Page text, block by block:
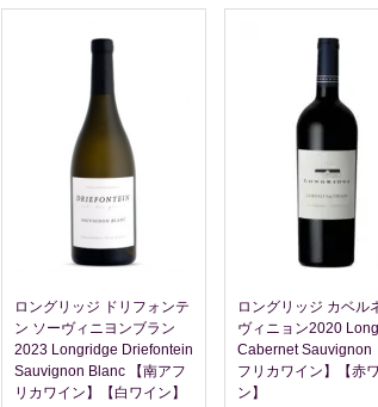
ロングリッジ ドリフォンテ
ン ソーヴィニヨンブラン
2023 Longridge Driefontein
Sauvignon Blanc 【南アフ
リカワイン】【白ワイン】
ロングリッジ カベル
ヴィニョン2020
Cabernet Sauvignon
フリカワイン】【赤
ン】